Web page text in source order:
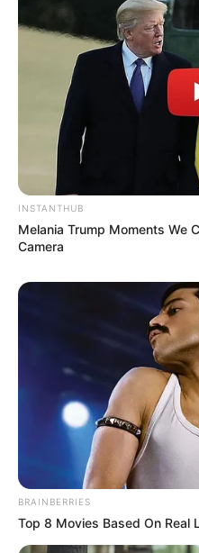
Απάτη με
φτερά
Σκιάθος:
Βρετανίδα
κόρη της και
Κέντρο Υγείας
Δείτε όλες τις τελευταίες
INSTANTHUB
Melania Trump Moments We
Camera
BRAINBERRIES
Top 8 Movies Based On Real